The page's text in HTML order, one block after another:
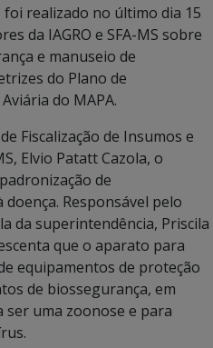
foi realizado no último dia 15
da IAGRO e SFA-MS sobre
e manuseio de
do Plano de
do MAPA.
Fiscalização de Insumos e
Elvio Patatt Cazola, o
de
Responsável pelo
da superintendência, Priscila
que o aparato para
equipamentos de proteção
de biossegurança, em
ser uma zoonose e para